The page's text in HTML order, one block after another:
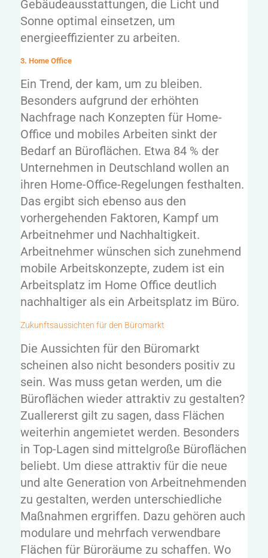
Gebäudeausstattungen, die Licht und
Sonne optimal einsetzen, um
energieeffizienter zu arbeiten.
3. Home Office
Ein Trend, der kam, um zu bleiben.
Besonders aufgrund der erhöhten
Nachfrage nach Konzepten für Home-
Office und mobiles Arbeiten sinkt der
Bedarf an Büroflächen. Etwa 84 % der
Unternehmen in Deutschland wollen an
ihren Home-Office-Regelungen festhalten.
Das ergibt sich ebenso aus den
vorhergehenden Faktoren, Kampf um
Arbeitnehmer und Nachhaltigkeit.
Arbeitnehmer wünschen sich zunehmend
mobile Arbeitskonzepte, zudem ist ein
Arbeitsplatz im Home Office deutlich
nachhaltiger als ein Arbeitsplatz im Büro.
Zukunftsaussichten für den Büromarkt
Die Aussichten für den Büromarkt
scheinen also nicht besonders positiv zu
sein. Was muss getan werden, um die
Büroflächen wieder attraktiv zu gestalten?
Zuallererst gilt zu sagen, dass Flächen
weiterhin angemietet werden. Besonders
in Top-Lagen sind mittelgroße Büroflächen
beliebt. Um diese attraktiv für die neue
und alte Generation von Arbeitnehmenden
zu gestalten, werden unterschiedliche
Maßnahmen ergriffen. Dazu gehören auch
modulare und mehrfach verwendbare
Flächen für Büroräume zu schaffen. Wo